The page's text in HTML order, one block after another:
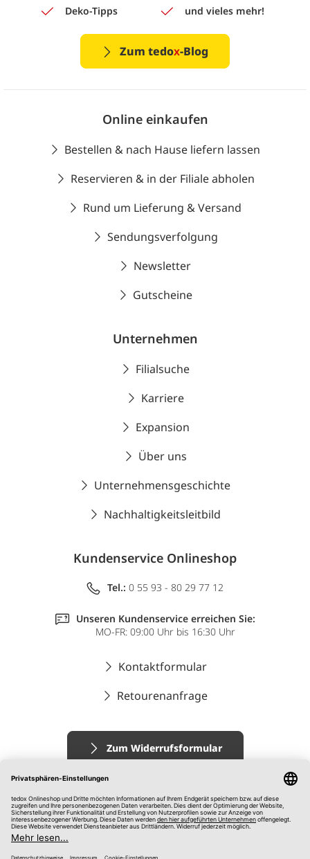
Deko-Tipps
und vieles mehr!
Zum tedox-Blog
Online einkaufen
Bestellen & nach Hause liefern lassen
Reservieren & in der Filiale abholen
Rund um Lieferung & Versand
Sendungsverfolgung
Newsletter
Gutscheine
Unternehmen
Filialsuche
Karriere
Expansion
Über uns
Unternehmensgeschichte
Nachhaltigkeitsleitbild
Kundenservice Onlineshop
Tel.: 0 55 93 - 80 29 77 12
Unseren Kundenservice erreichen Sie:
MO-FR: 09:00 Uhr bis 16:30 Uhr
Kontaktformular
Retourenanfrage
Zum Widerrufsformular
Impressum
AGB
Datenschutz